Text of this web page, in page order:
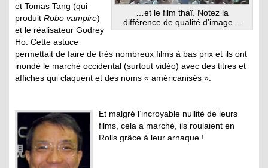
…et le film thaï. Notez la
différence de qualité d’image…
et Tomas Tang (qui
produit Robo vampire)
et le réalisateur Godrey
Ho. Cette astuce
permettait de faire de très nombreux films à bas prix et ils ont
inondé le marché occidental (surtout vidéo) avec des titres et
affiches qui claquent et des noms « américanisés ».
Et malgré l’incroyable nullité de leurs
films, cela a marché, ils roulaient en
Rolls grâce à leur arnaque !